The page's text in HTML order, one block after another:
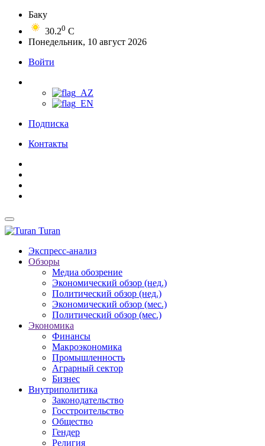
Баку
30.20 C
Понедельник, 10 август 2026
Войти
Подписка
Контакты
Turan
Экспресс-анализ
Обзоры
Медиа обозрение
Экономический обзор (нед.)
Политический обзор (нед.)
Экономический обзор (мес.)
Политический обзор (мес.)
Экономика
Финансы
Макроэкономика
Промышленность
Аграрный сектор
Бизнес
Внутриполитика
Законодательство
Госстроительство
Общество
Гендер
Религия